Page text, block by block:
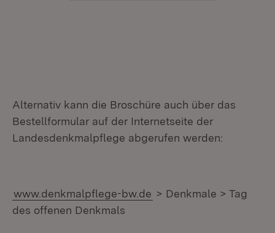
Alternativ kann die Broschüre auch über das
Bestellformular auf der Internetseite der
Landesdenkmalpflege abgerufen werden:
www.denkmalpflege-bw.de > Denkmale > Tag
des offenen Denkmals